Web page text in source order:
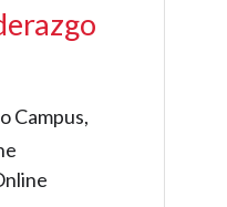
Campus,